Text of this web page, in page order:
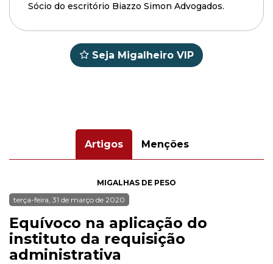
Sócio do escritório Biazzo Simon Advogados.
Seja Migalheiro VIP
Artigos Menções
MIGALHAS DE PESO
terça-feira, 31 de março de 2020
Equívoco na aplicação do
instituto da requisição
administrativa